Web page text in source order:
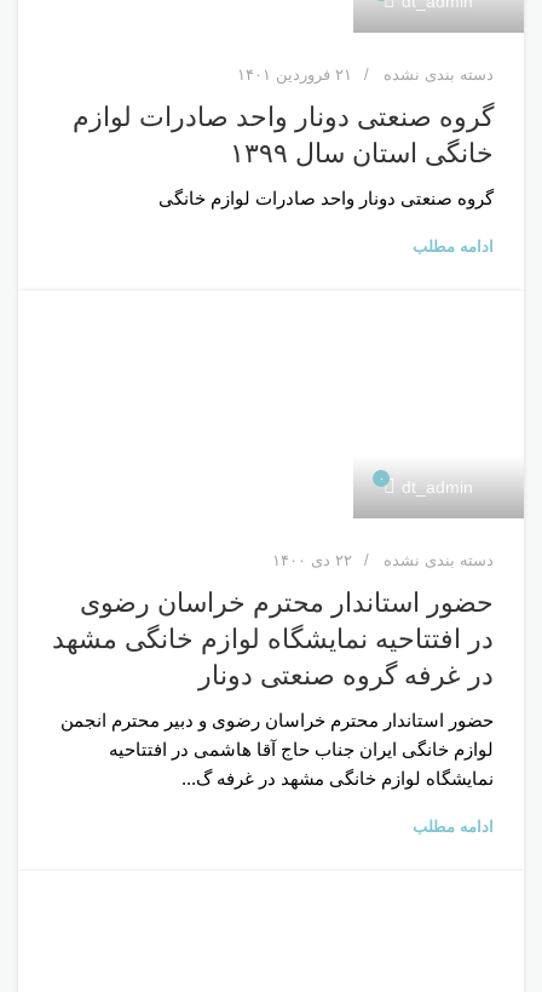
دسته بندی نشده ۲۱ فروردین ۱۴۰۱
گروه صنعتی دونار واحد صادرات لوازم
خانگی استان سال ۱۳۹۹
گروه صنعتی دونار واحد صادرات لوازم خانگی
ادامه مطلب
dt_admin ۰
دسته بندی نشده ۲۲ دی ۱۴۰۰
حضور استاندار محترم خراسان رضوی
در افتتاحیه نمایشگاه لوازم خانگی مشهد
در غرفه گروه صنعتی دونار
حضور استاندار محترم خراسان رضوی و دبیر محترم انجمن
لوازم خانگی ایران جناب حاج آقا هاشمی در افتتاحیه
نمایشگاه لوازم خانگی مشهد در غرفه گ...
ادامه مطلب